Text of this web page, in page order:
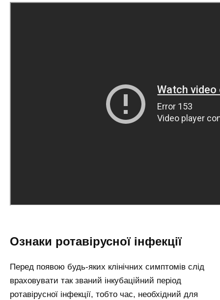
Ознаки ротавірусної інфекції
Перед появою будь-яких клінічних симптомів слід
враховувати так званий інкубаційний період
ротавірусної інфекції, тобто час, необхідний для